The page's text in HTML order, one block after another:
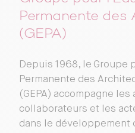
Permanente des
(GEPA)
Depuis 1968, le Groupe
Permanente des
(GEPA) accompagne
collaborateurs et les
dans le développement